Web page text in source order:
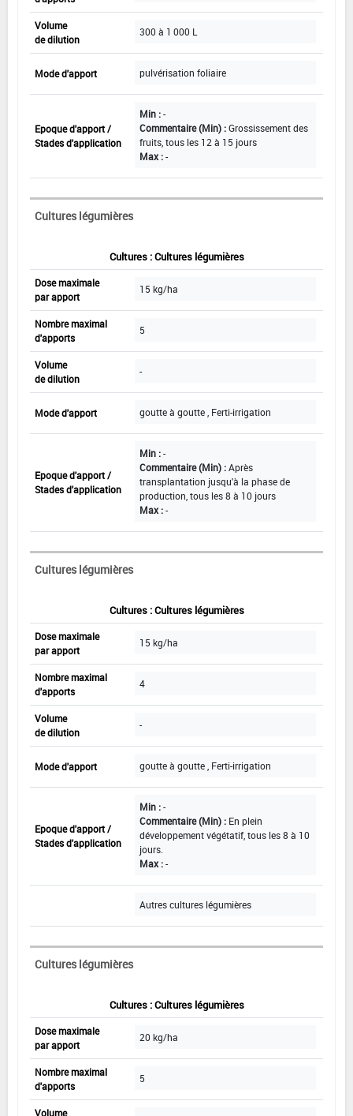
Volume
de dilution
300 à 1 000 L
Mode d'apport pulvérisation foliaire
Epoque d'apport /
Stades d'application
Min :-
Commentaire (Min) :Grossissement des
fruits, tous les 12 à 15 jours
Max :-
Cultures légumières
Cultures : Cultures légumières
Dose maximale
par apport
15 kg/ha
Nombre maximal
d'apports
5
Volume
de dilution
-
Mode d'apport goutte à goutte , Ferti-irrigation
Epoque d'apport /
Stades d'application
Min :-
Commentaire (Min) :Après
transplantation jusqu'à la phase de
production, tous les 8 à 10 jours
Max :-
Cultures légumières
Cultures : Cultures légumières
Dose maximale
par apport
15 kg/ha
Nombre maximal
d'apports
4
Volume
de dilution
-
Mode d'apport goutte à goutte , Ferti-irrigation
Epoque d'apport /
Stades d'application
Min :-
Commentaire (Min) : En plein
développement végétatif, tous les 8 à 10
jours.
Max :-
Autres cultures légumières
Cultures légumières
Cultures : Cultures légumières
Dose maximale
par apport
20 kg/ha
Nombre maximal
d'apports
5
Volume